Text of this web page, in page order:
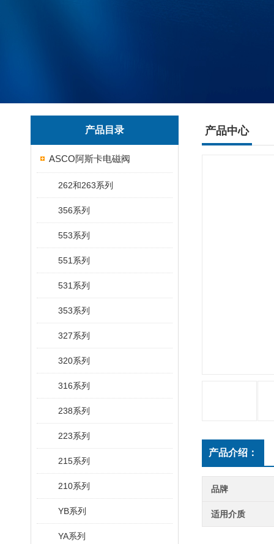
产品目录
ASCO阿斯卡电磁阀
262和263系列
356系列
553系列
551系列
531系列
353系列
327系列
320系列
316系列
238系列
223系列
215系列
210系列
YB系列
YA系列
产品中心
产品介绍：
品牌
适用介质